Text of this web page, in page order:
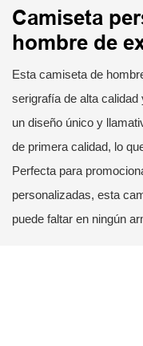
Camiseta
hombre de
Esta camiseta de
serigrafía de alta
un diseño único y
de primera calidad, lo
Perfecta para
personalizadas, esta
puede faltar en ningún